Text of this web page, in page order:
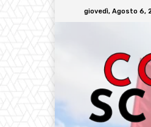
giovedì, Agosto 6,